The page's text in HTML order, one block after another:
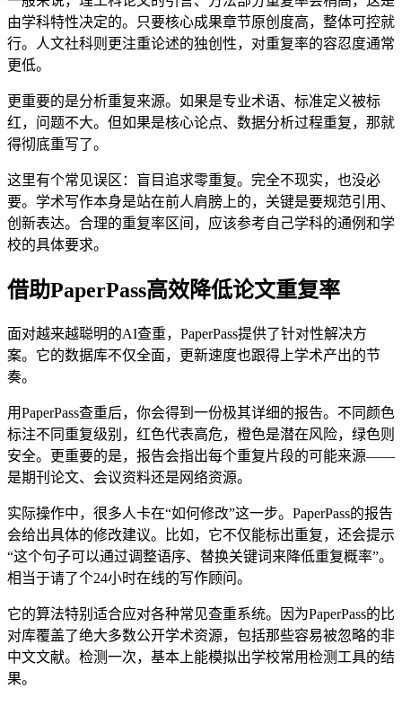
由学科特性决定的。只要核心成果章节原创度高，整体可控就
行。人文社科则更注重论述的独创性，对重复率的容忍度通常
更低。
更重要的是分析重复来源。如果是专业术语、标准定义被标
红，问题不大。但如果是核心论点、数据分析过程重复，那就
得彻底重写了。
这里有个常见误区：盲目追求零重复。完全不现实，也没必
要。学术写作本身是站在前人肩膀上的，关键是要规范引用、
创新表达。合理的重复率区间，应该参考自己学科的通例和学
校的具体要求。
借助PaperPass高效降低论文重复率
面对越来越聪明的AI查重，PaperPass提供了针对性解决方
案。它的数据库不仅全面，更新速度也跟得上学术产出的节
奏。
用PaperPass查重后，你会得到一份极其详细的报告。不同颜色
标注不同重复级别，红色代表高危，橙色是潜在风险，绿色则
安全。更重要的是，报告会指出每个重复片段的可能来源——
是期刊论文、会议资料还是网络资源。
实际操作中，很多人卡在“如何修改”这一步。PaperPass的报告
会给出具体的修改建议。比如，它不仅能标出重复，还会提示
“这个句子可以通过调整语序、替换关键词来降低重复概率”。
相当于请了个24小时在线的写作顾问。
它的算法特别适合应对各种常见查重系统。因为PaperPass的比
对库覆盖了绝大多数公开学术资源，包括那些容易被忽略的非
中文文献。检测一次，基本上能模拟出学校常用检测工具的结
果。